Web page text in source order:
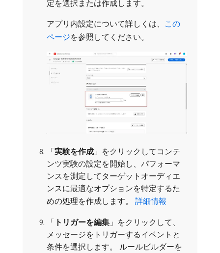
定を選択または作成します。
アプリ内設定について詳しくは、 この
ページを参照してください。
「実験を作成 」をクリックしてコンテ
ンツ実験の設定を開始し、パフォーマ
ンスを測定してターゲットオーディエ
ンスに最適なオプションを特定するた
めの処理を作成します。 詳細情報
「 トリガーを編集 」をクリックして、
メッセージをトリガーするイベントと
条件を選択します。 ルールビルダーを